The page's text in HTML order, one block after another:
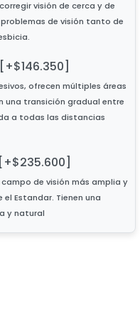
[+$146.350]
[+$235.600]